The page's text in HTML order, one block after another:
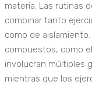
materia. Las rutinas
combinar tanto
como de
compuestos, como
involucran múltiples
mientras que los